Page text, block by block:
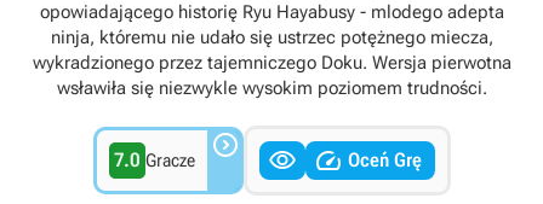
opowiadającego historię Ryu Hayabusy - mlodego adepta
ninja, któremu nie udało się ustrzec potężnego miecza,
wykradzionego przez tajemniczego Doku. Wersja pierwotna
wsławiła się niezwykle wysokim poziomem trudności.
7.0 Gracze    Oceń Grę